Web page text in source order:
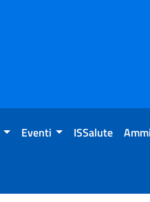
Eventi ISSalute